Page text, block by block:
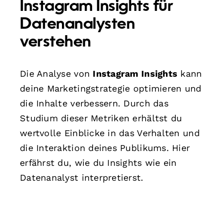
Instagram Insights für
Datenanalysten
verstehen
Die Analyse von Instagram Insights kann
deine Marketingstrategie optimieren und
die Inhalte verbessern. Durch das
Studium dieser Metriken erhältst du
wertvolle Einblicke in das Verhalten und
die Interaktion deines Publikums. Hier
erfährst du, wie du Insights wie ein
Datenanalyst interpretierst.